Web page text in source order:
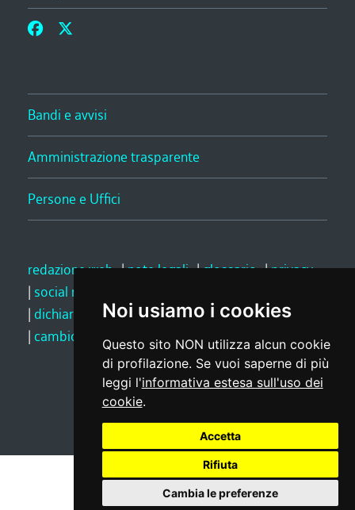
Noi usiamo i cookies
Questo sito NON utilizza alcun cookie
di profilazione. Se vuoi saperne di più
leggi l'informativa estesa sull'uso dei
cookie.
Accetta
Rifiuta
Cambia le preferenze
Bandi e avvisi
Amministrazione trasparente
Persone e Uffici
redazione web |note legali |glossario |privacy
| social media policy
| dichiarazione di accessibilità | feedback
| cambio preferenze cookie
Realizzato da